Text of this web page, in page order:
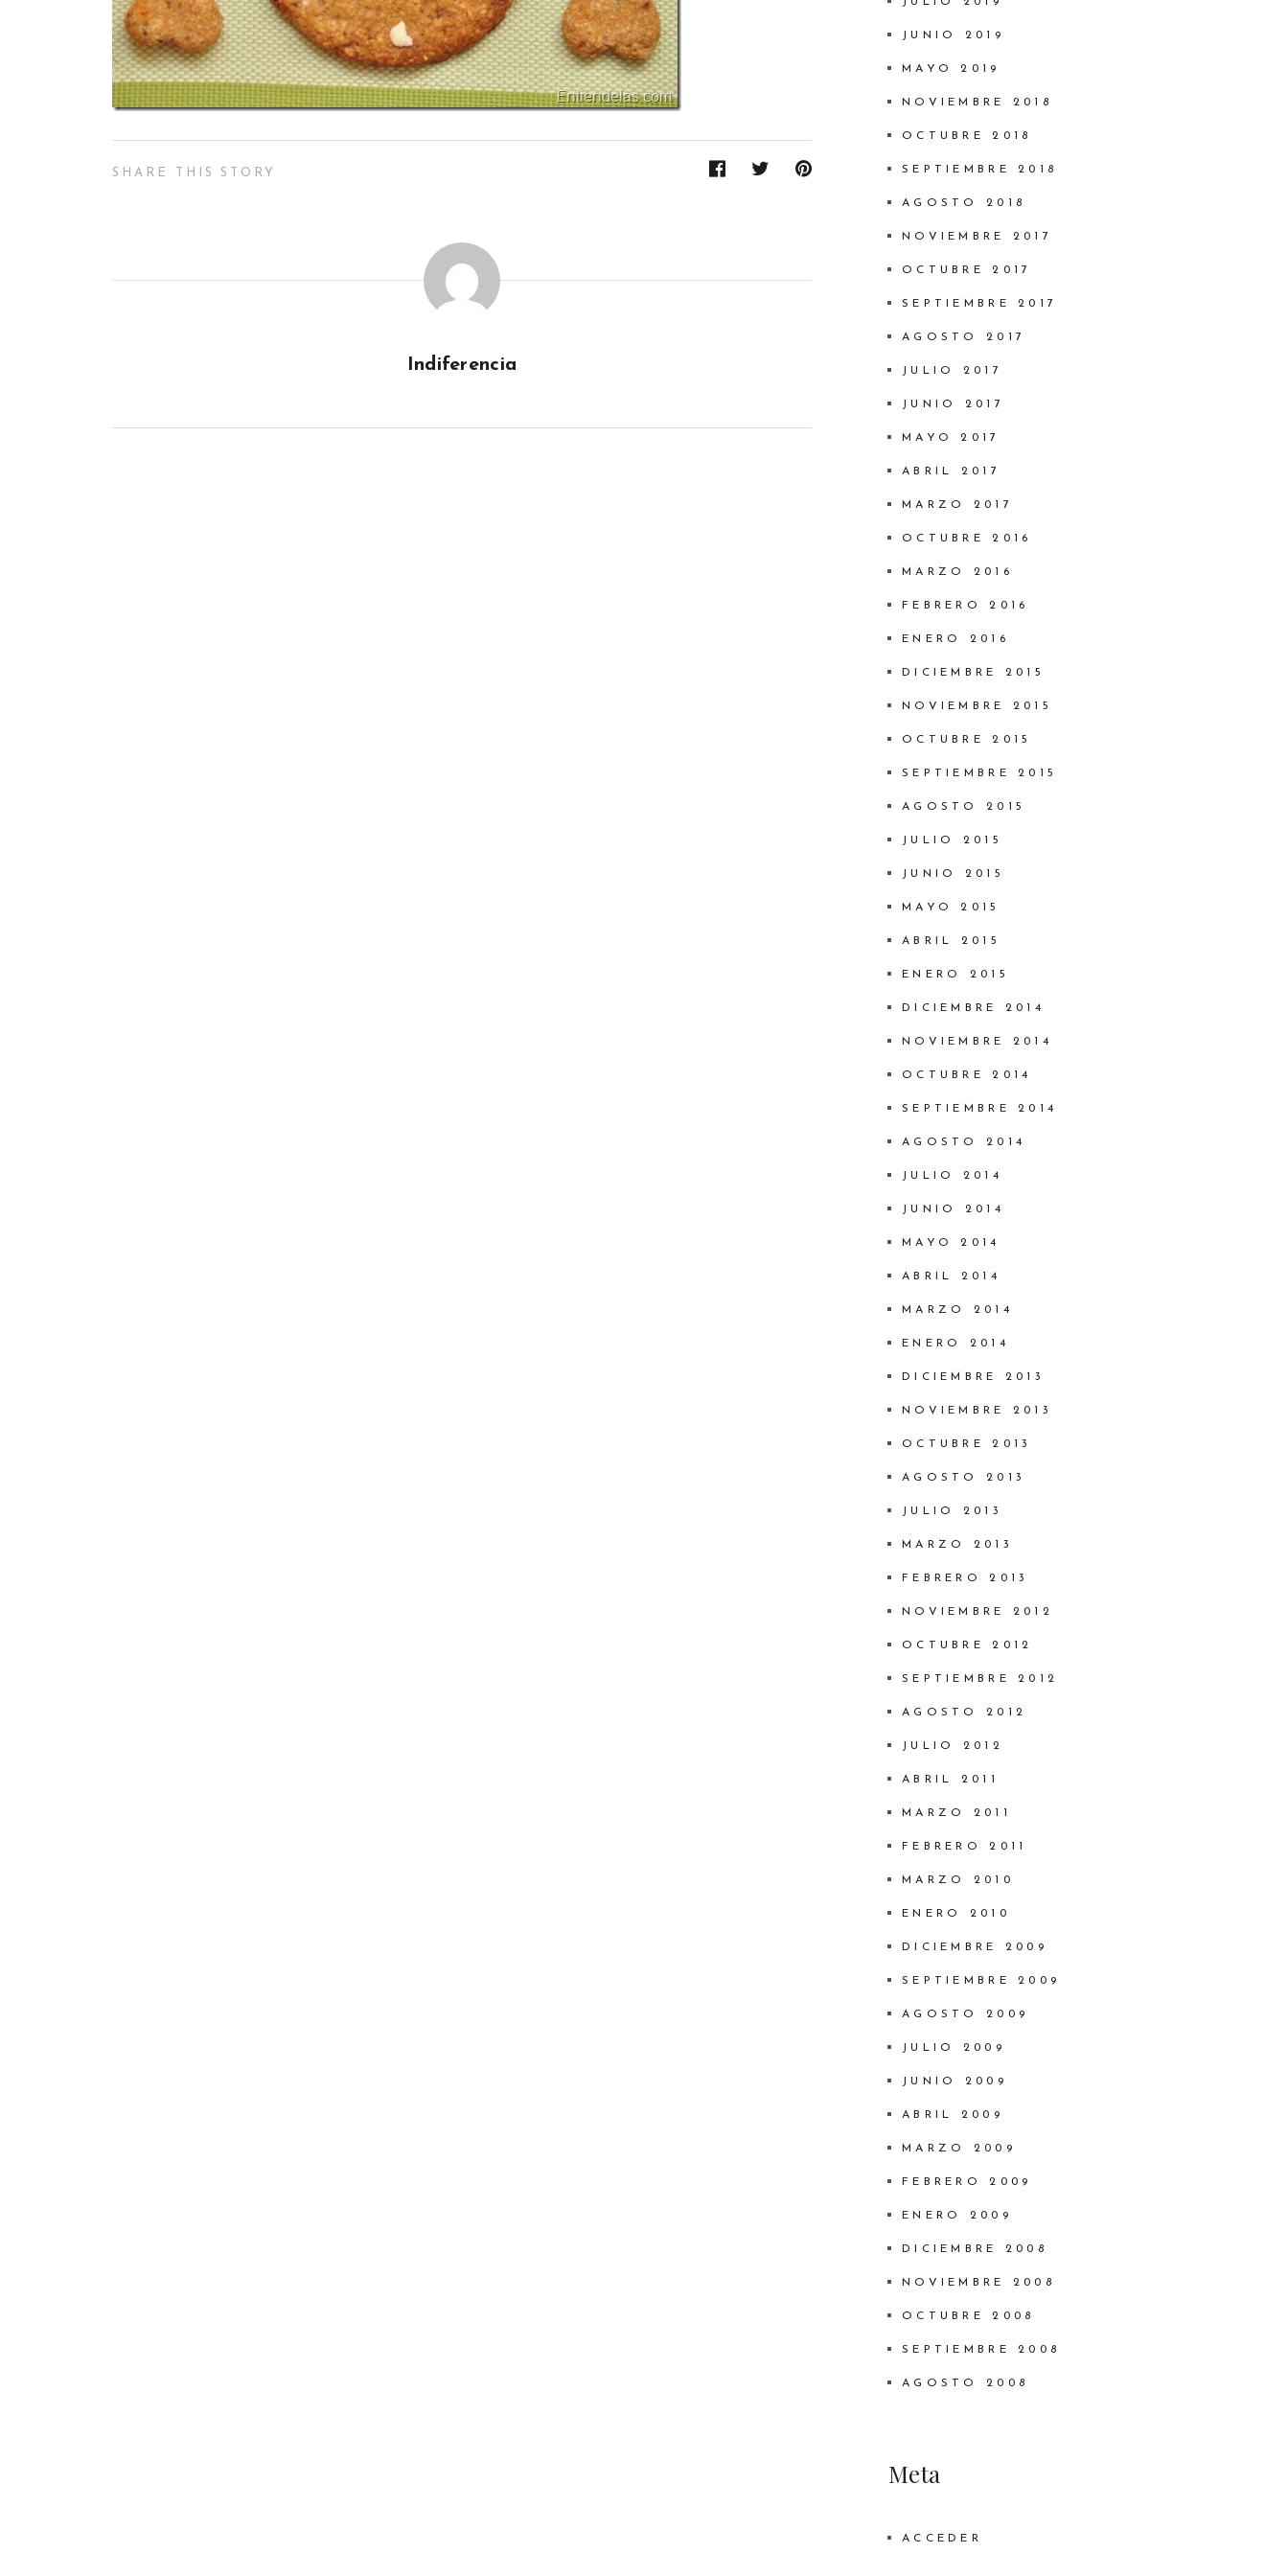
SHARE THIS STORY
Indiferencia
JUNIO 2019
MAYO 2019
NOVIEMBRE 2018
OCTUBRE 2018
SEPTIEMBRE 2018
AGOSTO 2018
NOVIEMBRE 2017
OCTUBRE 2017
SEPTIEMBRE 2017
AGOSTO 2017
JULIO 2017
JUNIO 2017
MAYO 2017
ABRIL 2017
MARZO 2017
OCTUBRE 2016
MARZO 2016
FEBRERO 2016
ENERO 2016
DICIEMBRE 2015
NOVIEMBRE 2015
OCTUBRE 2015
SEPTIEMBRE 2015
AGOSTO 2015
JULIO 2015
JUNIO 2015
MAYO 2015
ABRIL 2015
ENERO 2015
DICIEMBRE 2014
NOVIEMBRE 2014
OCTUBRE 2014
SEPTIEMBRE 2014
AGOSTO 2014
JULIO 2014
JUNIO 2014
MAYO 2014
ABRIL 2014
MARZO 2014
ENERO 2014
DICIEMBRE 2013
NOVIEMBRE 2013
OCTUBRE 2013
AGOSTO 2013
JULIO 2013
MARZO 2013
FEBRERO 2013
NOVIEMBRE 2012
OCTUBRE 2012
SEPTIEMBRE 2012
AGOSTO 2012
JULIO 2012
ABRIL 2011
MARZO 2011
FEBRERO 2011
MARZO 2010
ENERO 2010
DICIEMBRE 2009
SEPTIEMBRE 2009
AGOSTO 2009
JULIO 2009
JUNIO 2009
ABRIL 2009
MARZO 2009
FEBRERO 2009
ENERO 2009
DICIEMBRE 2008
NOVIEMBRE 2008
OCTUBRE 2008
SEPTIEMBRE 2008
AGOSTO 2008
Meta
ACCEDER